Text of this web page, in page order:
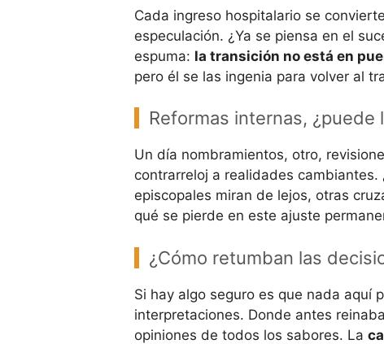
Cada ingreso hospitalario se
especulación. ¿Ya se piensa en el
espuma: la transición no está en
pero él se las ingenia para volver al
Reformas internas, ¿puede
Un día nombramientos, otro,
contrarreloj a realidades
episcopales miran de lejos, otras
qué se pierde en este ajuste
¿Cómo retumban las
Si hay algo seguro es que nada aquí
interpretaciones. Donde antes
opiniones de todos los sabores. La